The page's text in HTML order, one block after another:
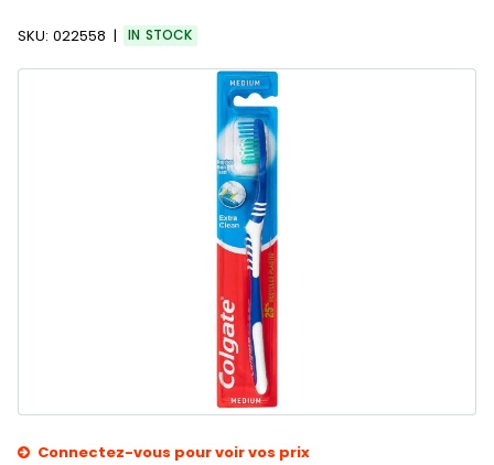
SKU: 022558 IN STOCK
Connectez-vous pour voir vos prix